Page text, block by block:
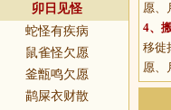
卯日见怪
蛇怪有疾病
鼠雀怪欠愿
釜甑鸣欠愿
鹋屎衣财散
愿、
4、
移徙
愿、